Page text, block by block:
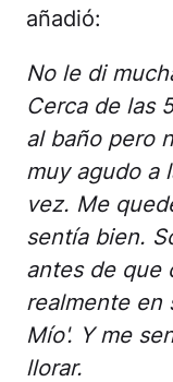
añadió:
No le di
Cerca de las
al baño pero
muy agudo a
vez. Me
sentía bien.
antes de que
realmente en
Mío'. Y me
llorar.